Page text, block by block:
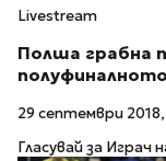
Livestream
Полша грабна
29 септември
Гласувай за